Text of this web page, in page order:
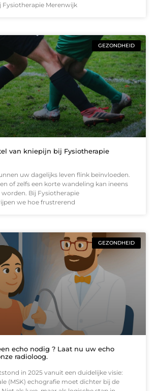
Fysiotherapie Merenwijk
GEZONDHEID
van kniepijn bij Fysiotherapie
uw dagelijks leven flink beïnvloeden.
of zelfs een korte wandeling kan ineens
Bij Fysiotherapie
we hoe frustrerend
GEZONDHEID
echo nodig ? Laat nu uw echo
radioloog.
in 2025 vanuit een duidelijke visie:
(MSK) echografie moet dichter bij de